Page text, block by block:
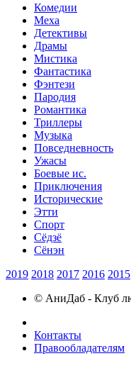
Комедии
Меха
Детективы
Драмы
Мистика
Фантастика
Фэнтези
Пародия
Романтика
Триллеры
Музыка
Повседневность
Ужасы
Боевые ис.
Приключения
Исторические
Этти
Спорт
Сёдзё
Сёнэн
2019 2018 2017 2016 2015
© АниДаб - Клуб
Контакты
Правообладателям